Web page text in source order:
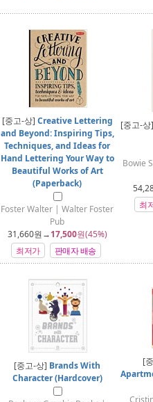
[중고-상] Creative Lettering
and Beyond: Inspiring Tips,
Techniques, and Ideas for
Hand Lettering Your Way to
Beautiful Works of Art
(Paperback)
Foster Walter | Walter Foster
Pub
31,660원→17,500원(45%)
최저가
판매자 배송
[중고-
Bowie
최
[중고-상] Brands With
Character (Hardcover)
[